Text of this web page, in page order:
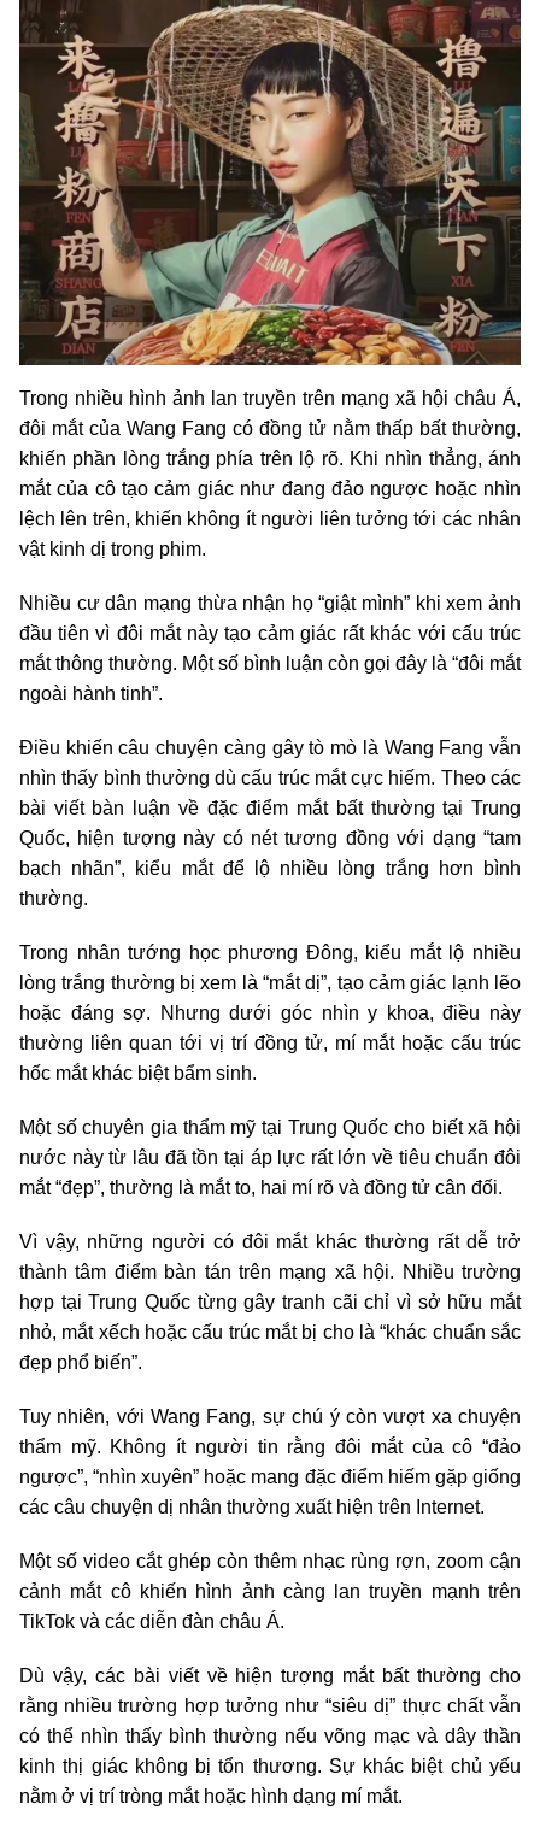
Trong nhiều hình ảnh lan truyền trên mạng xã hội châu Á,
đôi mắt của Wang Fang có đồng tử nằm thấp bất thường,
khiến phần lòng trắng phía trên lộ rõ. Khi nhìn thẳng, ánh
mắt của cô tạo cảm giác như đang đảo ngược hoặc nhìn
lệch lên trên, khiến không ít người liên tưởng tới các nhân
vật kinh dị trong phim.
Nhiều cư dân mạng thừa nhận họ “giật mình” khi xem ảnh
đầu tiên vì đôi mắt này tạo cảm giác rất khác với cấu trúc
mắt thông thường. Một số bình luận còn gọi đây là “đôi mắt
ngoài hành tinh”.
Điều khiến câu chuyện càng gây tò mò là Wang Fang vẫn
nhìn thấy bình thường dù cấu trúc mắt cực hiếm. Theo các
bài viết bàn luận về đặc điểm mắt bất thường tại Trung
Quốc, hiện tượng này có nét tương đồng với dạng “tam
bạch nhãn”, kiểu mắt để lộ nhiều lòng trắng hơn bình
thường.
Trong nhân tướng học phương Đông, kiểu mắt lộ nhiều
lòng trắng thường bị xem là “mắt dị”, tạo cảm giác lạnh lẽo
hoặc đáng sợ. Nhưng dưới góc nhìn y khoa, điều này
thường liên quan tới vị trí đồng tử, mí mắt hoặc cấu trúc
hốc mắt khác biệt bẩm sinh.
Một số chuyên gia thẩm mỹ tại Trung Quốc cho biết xã hội
nước này từ lâu đã tồn tại áp lực rất lớn về tiêu chuẩn đôi
mắt “đẹp”, thường là mắt to, hai mí rõ và đồng tử cân đối.
Vì vậy, những người có đôi mắt khác thường rất dễ trở
thành tâm điểm bàn tán trên mạng xã hội. Nhiều trường
hợp tại Trung Quốc từng gây tranh cãi chỉ vì sở hữu mắt
nhỏ, mắt xếch hoặc cấu trúc mắt bị cho là “khác chuẩn sắc
đẹp phổ biến”.
Tuy nhiên, với Wang Fang, sự chú ý còn vượt xa chuyện
thẩm mỹ. Không ít người tin rằng đôi mắt của cô “đảo
ngược”, “nhìn xuyên” hoặc mang đặc điểm hiếm gặp giống
các câu chuyện dị nhân thường xuất hiện trên Internet.
Một số video cắt ghép còn thêm nhạc rùng rợn, zoom cận
cảnh mắt cô khiến hình ảnh càng lan truyền mạnh trên
TikTok và các diễn đàn châu Á.
Dù vậy, các bài viết về hiện tượng mắt bất thường cho
rằng nhiều trường hợp tưởng như “siêu dị” thực chất vẫn
có thể nhìn thấy bình thường nếu võng mạc và dây thần
kinh thị giác không bị tổn thương. Sự khác biệt chủ yếu
nằm ở vị trí tròng mắt hoặc hình dạng mí mắt.